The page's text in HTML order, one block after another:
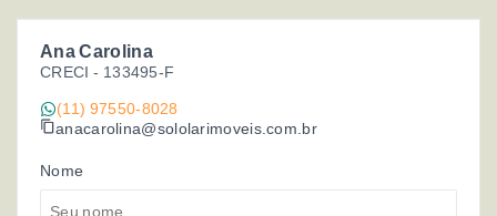
Ana Carolina
CRECI - 133495-F
(11) 97550-8028
anacarolina@sololarimoveis.com.br
Nome